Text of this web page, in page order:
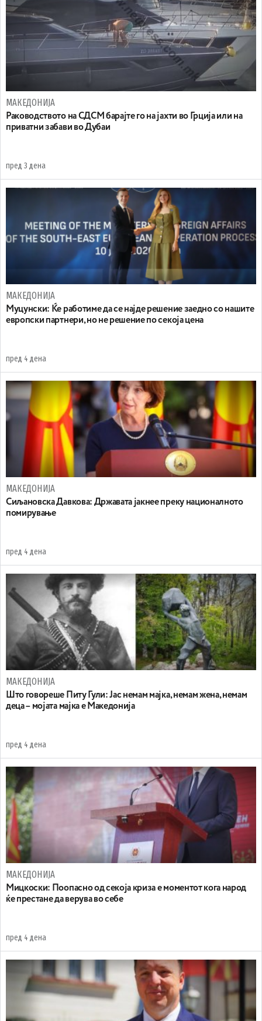
МАКЕДОНИЈА
Раководството на СДСМ барајте го на јахти во Грција или на
приватни забави во Дубаи
пред 3 дена
МАКЕДОНИЈА
Муцунски: Ќе работиме да се најде решение заедно со нашите
европски партнери, но не решение по секоја цена
пред 4 дена
МАКЕДОНИЈА
Сиљановска Давкова: Државата јакнее преку националното
помирување
пред 4 дена
МАКЕДОНИЈА
Што говореше Питу Гули: Јас немам мајка, немам жена, немам
деца – мојата мајка е Македонија
пред 4 дена
МАКЕДОНИЈА
Мицкоски: Поопасно од секоја криза е моментот кога народ
ќе престане да верува во себе
пред 4 дена